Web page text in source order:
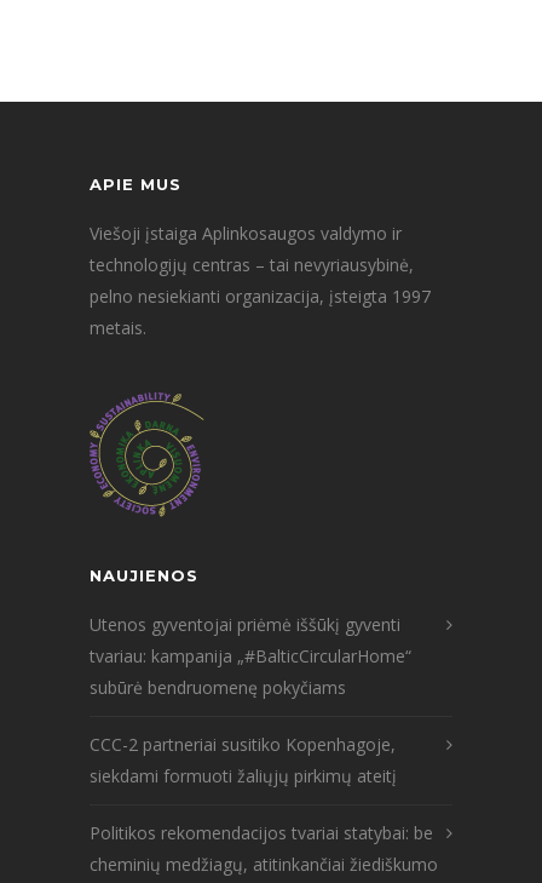
APIE MUS
Viešoji įstaiga Aplinkosaugos valdymo ir
technologijų centras – tai nevyriausybinė,
pelno nesiekianti organizacija, įsteigta 1997
metais.
NAUJIENOS
Utenos gyventojai priėmė iššūkį gyventi
tvariau: kampanija „#BalticCircularHome“
subūrė bendruomenę pokyčiams
CCC-2 partneriai susitiko Kopenhagoje,
siekdami formuoti žaliųjų pirkimų ateitį
Politikos rekomendacijos tvariai statybai: be
cheminių medžiagų, atitinkančiai žiediškumo